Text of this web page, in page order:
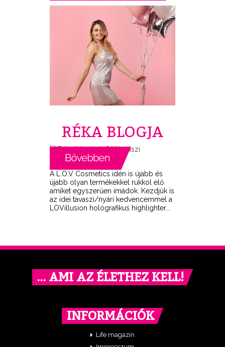
RÉKA BLOGJA
A L.O.V Cosmetics idén is újabb és
újabb olyan termékekkel rukkol elő
amiket egyszerűen imádok. Kezdjük is
az idei tavaszi/nyári kedvencemmel a
LOVillusion holografikus highlighter...
… AMI AZ ÉLETHEZ KELL!
INFORMÁCIÓK
Life magazin